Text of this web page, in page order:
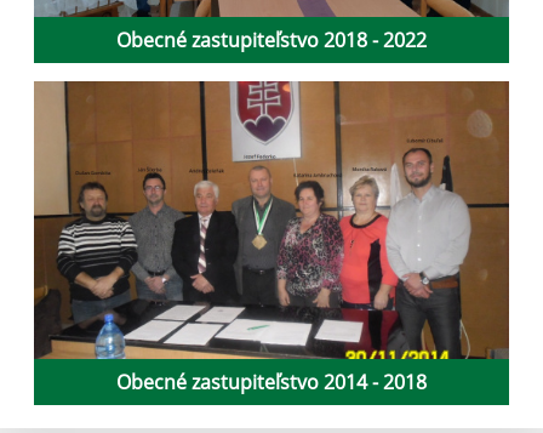
Obecné zastupiteľstvo 2018 - 2022
Obecné zastupiteľstvo 2014 - 2018